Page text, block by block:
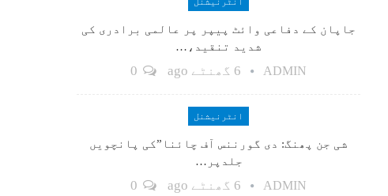
جاپان کے دفاعی وائٹ پیپر پر عالمی برادری کی
شدید تنقید،…
ADMIN 6 گھنٹے ago
انٹرنیشنل
شی جن پھنگ: دی گورننس آف چائنا”کی پانچویں
جلدپر…
ADMIN 6 گھنٹے ago